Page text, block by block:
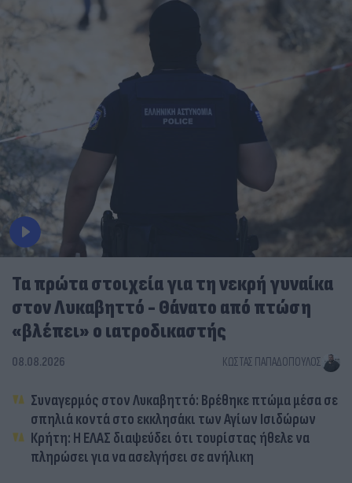
Τα πρώτα στοιχεία για τη νεκρή γυναίκα
στον Λυκαβηττό - Θάνατο από πτώση
«βλέπει» ο ιατροδικαστής
08.08.2026 ΚΏΣΤΑΣ ΠΑΠΑΔΌΠΟΥΛΟΣ
Συναγερμός στον Λυκαβηττό: Βρέθηκε πτώμα μέσα σε
σπηλιά κοντά στο εκκλησάκι των Αγίων Ισιδώρων
Κρήτη: Η ΕΛΑΣ διαψεύδει ότι τουρίστας ήθελε να
πληρώσει για να ασελγήσει σε ανήλικη